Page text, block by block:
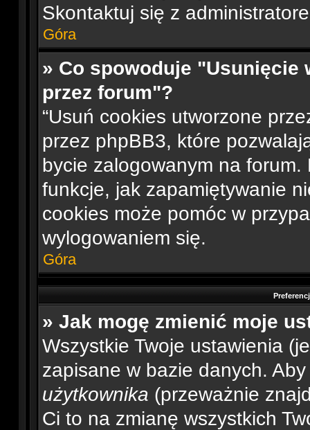
Skontaktuj się z
Góra
» Co spowoduje
przez forum"?
“Usuń cookies utworzone
przez phpBB3, które
bycie zalogowanym na forum.
funkcje, jak zapamiętywanie
cookies może pomóc w
wylogowaniem się.
Góra
» Jak mogę zmienić moje
Wszystkie Twoje ustawienia
zapisane w bazie danych.
użytkownika (przeważnie
Ci to na zmianę wszystkich